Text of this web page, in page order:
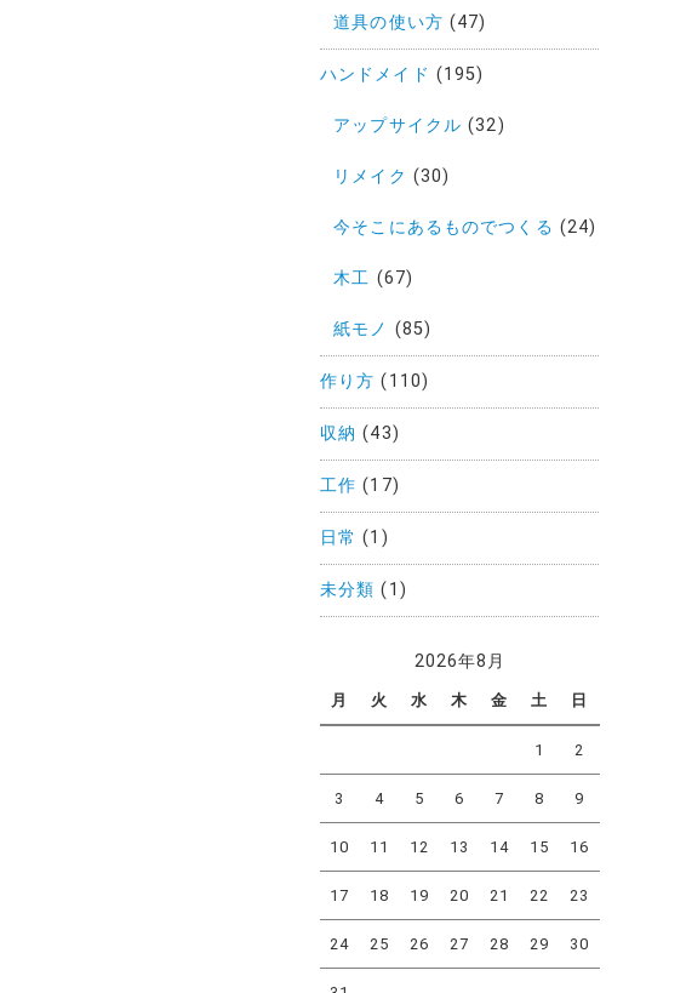
道具の使い方 (47)
ハンドメイド (195)
アップサイクル (32)
リメイク (30)
今そこにあるものでつくる (24)
木工 (67)
紙モノ (85)
作り方 (110)
収納 (43)
工作 (17)
日常 (1)
未分類 (1)
2026年8月
月 火 水 木 金 土 日
1 2
3 4 5 6 7 8 9
10 11 12 13 14 15 16
17 18 19 20 21 22 23
24 25 26 27 28 29 30